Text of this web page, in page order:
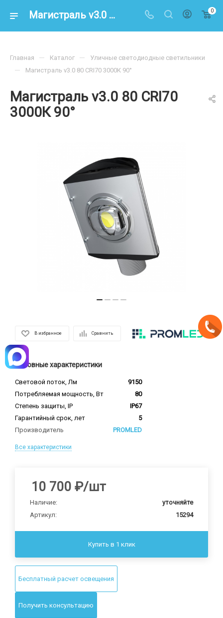
Магистраль v3.0 80 CRI70 3000К 90° – купить по цене 10500.00 в интернет-магазине energoresurs-spb.ru 0
Магистраль v3.0 80 CRI70
3000К 90°
Главная — Каталог — Уличные светодиодные светильники
— Магистраль v3.0 80 CRI70 3000К 90°
В избранное Сравнить
Основные характеристики
Световой поток, Лм
9150
Потребляемая мощность, Вт
80
Степень защиты, IP
IP67
Гарантийный срок, лет
5
Производитель
PROMLED
Все характеристики
10 700 ₽/шт
Наличие:
уточняйте
Артикул:
15294
Купить в 1 клик
Бесплатный расчет освещения
Получить консультацию